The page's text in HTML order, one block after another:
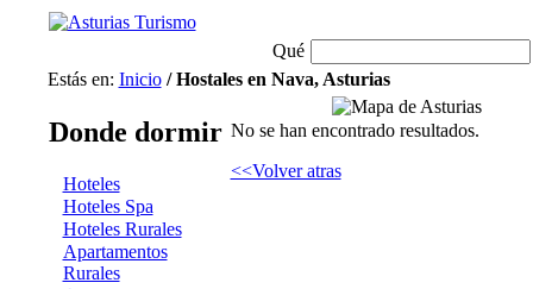
Qué
Estás en: Inicio/ Hostales en Nava, Asturias
Donde dormir
Hoteles
Hoteles Spa
Hoteles Rurales
Apartamentos
Rurales
No se han encontrado resultados.
<<Volver atras